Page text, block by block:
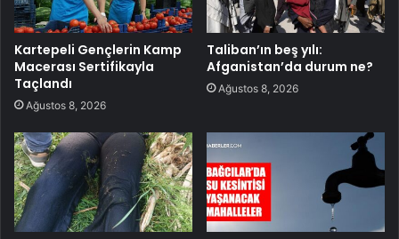
Kartepeli Gençlerin Kamp
Macerası Sertifikayla
Taçlandı
Ağustos 8, 2026
Taliban’ın beş yılı:
Afganistan’da durum ne?
Ağustos 8, 2026